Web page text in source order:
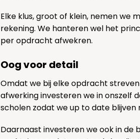
Elke klus, groot of klein, nemen we
rekening. We hanteren wel het
per opdracht afwekren.
Oog voor detail
Omdat we bij elke opdracht
afwerking investeren we in onszelf
scholen zodat we up to date
Daarnaast investeren we ook in de